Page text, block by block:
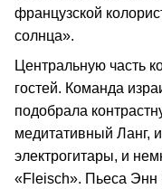
французской
солнца».
Центральную часть
гостей. Команда
подобрала
медитативный Ланг,
электрогитары, и
«Fleisch». Пьеса Энн